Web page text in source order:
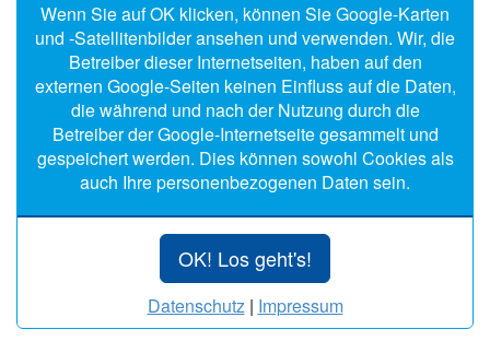
Wenn Sie auf OK klicken, können Sie Google-Karten
und -Satellitenbilder ansehen und verwenden. Wir, die
Betreiber dieser Internetseiten, haben auf den
externen Google-Seiten keinen Einfluss auf die Daten,
die während und nach der Nutzung durch die
Betreiber der Google-Internetseite gesammelt und
gespeichert werden. Dies können sowohl Cookies als
auch Ihre personenbezogenen Daten sein.
OK! Los geht's!
Datenschutz| Impressum